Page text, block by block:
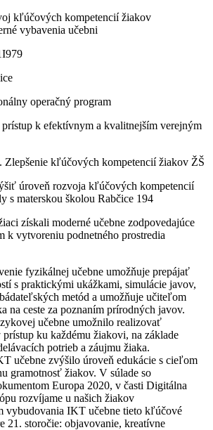
kľúčových kompetencií žiakov
vybavenia učebni
operačný program
k efektívnym a kvalitnejším verejným
kľúčových kompetencií žiakov ŽŠ
úroveň rozvoja kľúčových kompetencií
s materskou školou Rabčice 194
získali moderné učebne zodpovedajúce
k vytvoreniu podnetného prostredia
fyzikálnej učebne umožňuje prepájať
s praktickými ukážkami, simulácie javov,
metód a umožňuje učiteľom
na ceste za poznaním prírodných javov.
učebne umožnilo realizovať
ku každému žiakovi, na základe
potrieb a záujmu žiaka.
učebne zvýšilo úroveň edukácie s cieľom
gramotnosť žiakov. V súlade so
Europa 2020, v časti Digitálna
rozvíjame u našich žiakov
vybudovania IKT učebne tieto kľúčové
21. storočie: objavovanie, kreatívne